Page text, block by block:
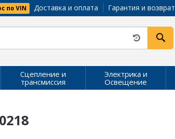
по VIN Доставка и оплата Гарантия и возврат
Сцепление и
трансмиссия
Электрика и
Освещение